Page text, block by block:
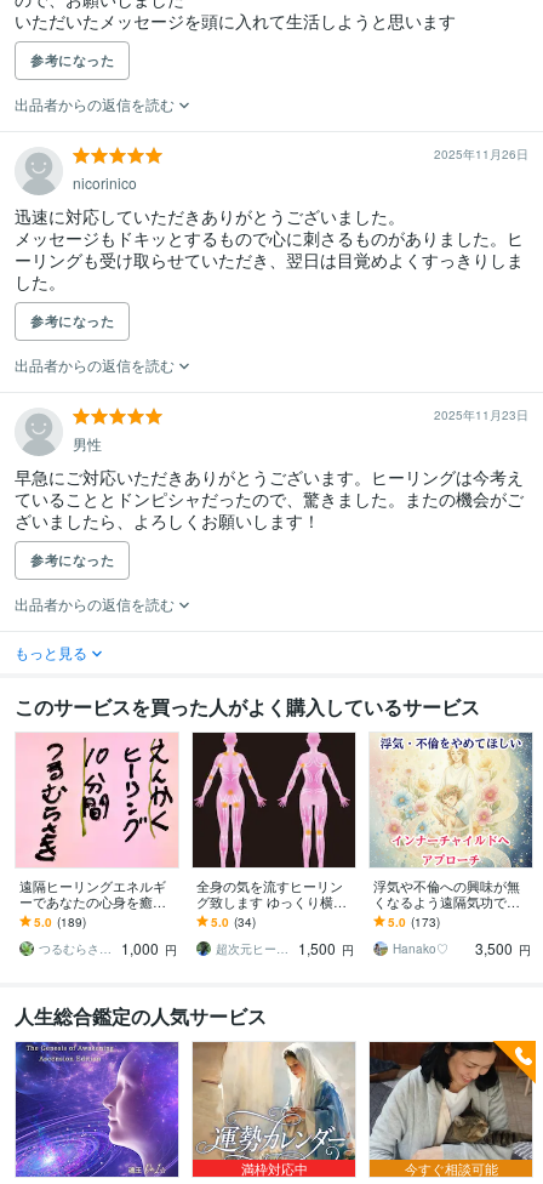
いただいたメッセージを頭に入れて生活しようと思います
参考になった
出品者からの返信を読む
2025年11月26日
nicorinico
迅速に対応していただきありがとうございました。
メッセージもドキッとするもので心に刺さるものがありました。ヒ
ーリングも受け取らせていただき、翌日は目覚めよくすっきりしま
した。
参考になった
出品者からの返信を読む
2025年11月23日
男性
早急にご対応いただきありがとうございます。ヒーリングは今考え
ていることとドンピシャだったので、驚きました。またの機会がご
ざいましたら、よろしくお願いします！
参考になった
出品者からの返信を読む
もっと見る
このサービスを買った人がよく購入しているサービス
遠隔ヒーリングエネルギ
ーであなたの心身を癒し
ます リラックスしたいと
き、メンタルがきついと
き、お休み前にも
5.0 (189)
つるむらさきヒーリング
1,000 円
全身の気を流すヒーリン
グ致します ゆっくり横に
なりながら受けて頂きた
いヒーリングです。
5.0 (34)
超次元ヒーラー みい
1,500 円
浮気や不倫への興味が無
くなるよう遠隔気功で促
します インナーチャイル
ドの癒しと成長で浮気や
不倫の根源へアプローチ
5.0 (173)
Hanako♡
3,500 円
人生総合鑑定の人気サービス
満枠対応中
今すぐ相談可能